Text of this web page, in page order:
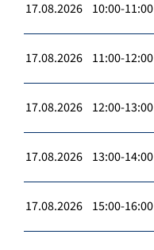
17.08.2026 10:00-11:00
17.08.2026 11:00-12:00
17.08.2026 12:00-13:00
17.08.2026 13:00-14:00
17.08.2026 15:00-16:00